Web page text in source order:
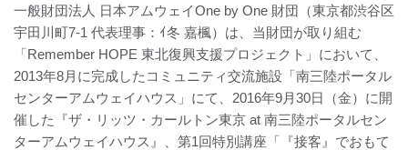
一般財団法人 日本アムウェイOne by One 財団（東京都渋谷区
宇田川町7-1 代表理事：ｲ冬 嘉楓）は、当財団が取り組む
「Remember HOPE 東北復興支援プロジェクト」において、
2013年8月に完成したコミュニティ交流施設「南三陸ポータル
センターアムウェイハウス」にて、2016年9月30日（金）に開
催した『ザ・リッツ・カールトン東京 at 南三陸ポータルセン
ターアムウェイハウス』、第1回特別講座「『接客』でおもて